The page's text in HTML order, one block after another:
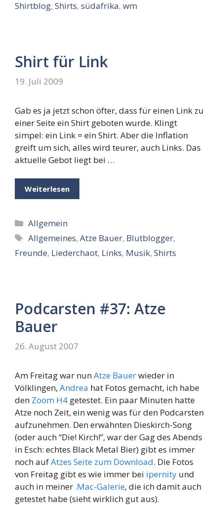
Shirtblog, Shirts, südafrika, wm
Shirt für Link
19. Juli 2009
Gab es ja jetzt schon öfter, dass für einen Link zu
einer Seite ein Shirt geboten wurde. Klingt
simpel: ein Link = ein Shirt. Aber die Inflation
greift um sich, alles wird teurer, auch Links. Das
aktuelle Gebot liegt bei …
Weiterlesen
Kategorien
Allgemein
Schlagwörter
Allgemeines,Atze Bauer, Blutblogger,
Freunde, Liederchaot, Links, Musik, Shirts
Podcarsten #37: Atze
Bauer
26. August 2007
Am Freitag war nunAtze Bauerwieder in
Völklingen, Andrea hat Fotos gemacht, ich habe
den Zoom H4 getestet. Ein paar Minuten hatte
Atze noch Zeit, ein wenig was für den Podcarsten
aufzunehmen. Den erwähnten Dieskirch-Song
(oder auch “Die! Kirch!”, war der Gag des Abends
in Esch: echtes Black Metal Bier) gibt es immer
noch aufAtzes Seite zum Download. Die Fotos
von Freitag gibt es wie immer bei ipernity und
auch in meiner .Mac-Galerie, die ich damit auch
getestet habe (sieht wirklich gut aus).